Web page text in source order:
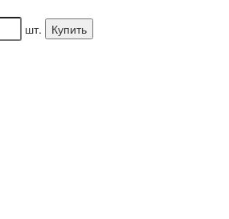
шт.
Купить